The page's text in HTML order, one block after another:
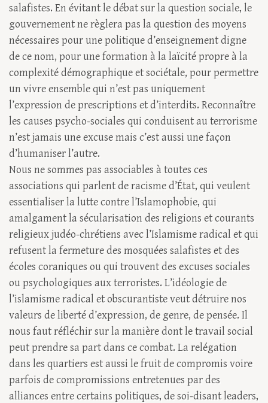
salafistes. En évitant le débat sur la question sociale, le
gouvernement ne règlera pas la question des moyens
nécessaires pour une politique d’enseignement digne
de ce nom, pour une formation à la laïcité propre à la
complexité démographique et sociétale, pour permettre
un vivre ensemble qui n’est pas uniquement
l’expression de prescriptions et d’interdits. Reconnaître
les causes psycho-sociales qui conduisent au terrorisme
n’est jamais une excuse mais c’est aussi une façon
d’humaniser l’autre.
Nous ne sommes pas associables à toutes ces
associations qui parlent de racisme d’État, qui veulent
essentialiser la lutte contre l’Islamophobie, qui
amalgament la sécularisation des religions et courants
religieux judéo-chrétiens avec l’Islamisme radical et qui
refusent la fermeture des mosquées salafistes et des
écoles coraniques ou qui trouvent des excuses sociales
ou psychologiques aux terroristes. L’idéologie de
l’islamisme radical et obscurantiste veut détruire nos
valeurs de liberté d’expression, de genre, de pensée. Il
nous faut réfléchir sur la manière dont le travail social
peut prendre sa part dans ce combat. La relégation
dans les quartiers est aussi le fruit de compromis voire
parfois de compromissions entretenues par des
alliances entre certains politiques, de soi-disant leaders,